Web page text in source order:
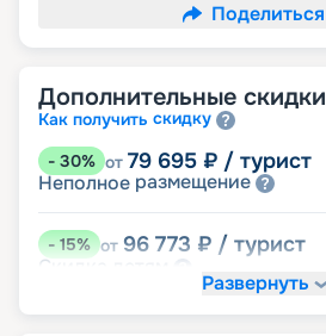
Поделиться
Дополнительные скидки
Как получить скидку
- 30% от 79 695 ₽ / турист
Неполное размещение
-15% от 96 773 ₽ / турист
Скидка
Развернуть